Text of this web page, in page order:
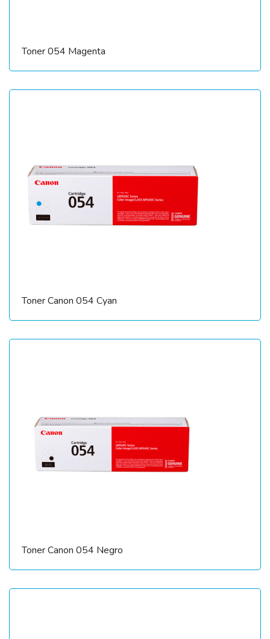
Toner 054 Magenta
Toner Canon 054 Cyan
Toner Canon 054 Negro